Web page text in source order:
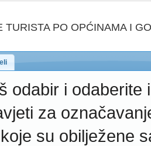
TURISTA PO OPĆINAMA I
odabir i
za
su obilježene